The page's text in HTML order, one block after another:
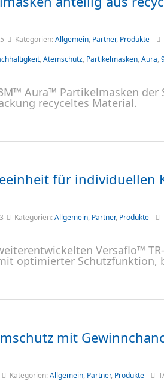
Kategorien:Allgemein, Partner, Produkte
, Atemschutz, Partikelmasken, Aura,
Aura™ Partikelmasken der
recyceltes Material.
für individuellen
Kategorien:Allgemein, Partner, Produkte
Versaflo™
optimierter Schutzfunktion,
mit
Kategorien:Allgemein, Partner, Produkte